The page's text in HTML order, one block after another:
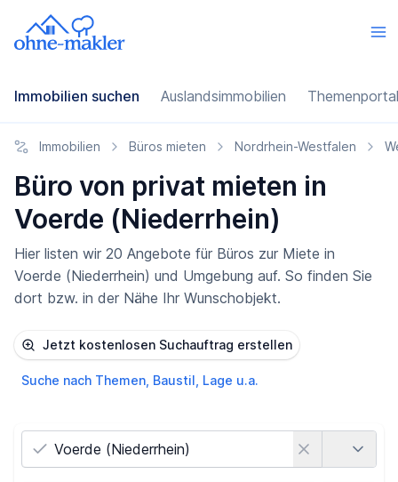
Immobilien suchen Auslandsimmobilien
Immobilien Büros mieten Nordrhein-Westfalen
Büro von privat mieten in
Voerde (Niederrhein)
Hier listen wir 20 Angebote für Büros zur Miete in
Voerde (Niederrhein) und Umgebung auf. So finden Sie
dort bzw. in der Nähe Ihr Wunschobjekt.
Jetzt kostenlosen Suchauftrag erstellen
Suche nach Themen, Baustil, Lage u.a.